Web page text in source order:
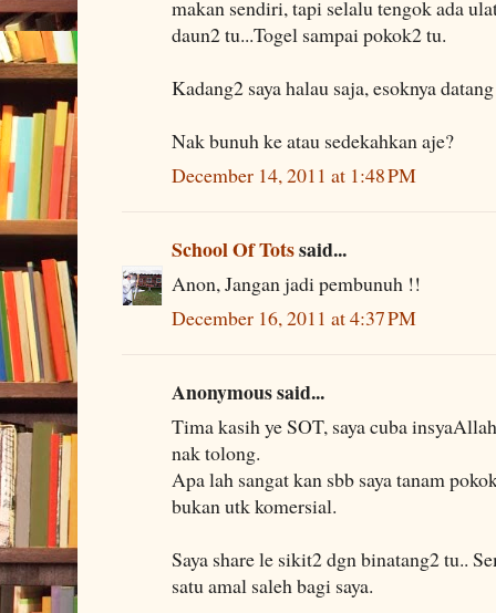
makan sendiri, tapi selalu tengok ada
daun2 tu...Togel sampai pokok2 tu.
Kadang2 saya halau saja, esoknya
Nak bunuh ke atau sedekahkan aje?
December 14, 2011 at 1:48 PM
School Of Totssaid...
Anon, Jangan jadi pembunuh !!
December 16, 2011 at 4:37 PM
Anonymous said...
Tima kasih ye SOT, saya cuba
nak tolong.
Apa lah sangat kan sbb saya tanam
bukan utk komersial.
Saya share le sikit2 dgn binatang2 tu..
satu amal saleh bagi saya.